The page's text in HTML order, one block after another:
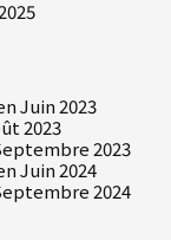
Juin 2023
2023
2023
Juin 2024
2024